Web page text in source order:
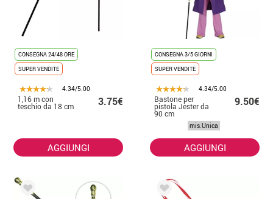
CONSEGNA 24/48 ORE
SUPER VENDITE
4.34/5.00
1,16 m con
teschio da 18 cm 3.75€
AGGIUNGI
CONSEGNA 3/5 GIORNI
SUPER VENDITE
4.34/5.00
Bastone per
pistola Jester da
90 cm
9.50€
mis.Unica
AGGIUNGI